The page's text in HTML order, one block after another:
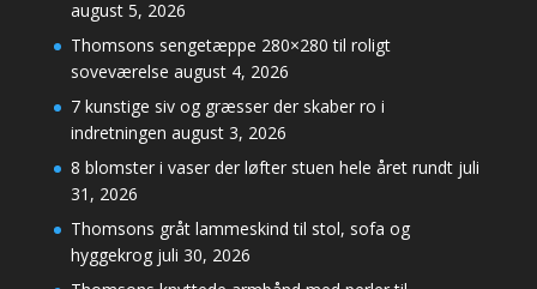
august 5, 2026
Thomsons sengetæppe 280×280 til roligt
soveværelse august 4, 2026
7 kunstige siv og græsser der skaber ro i
indretningen august 3, 2026
8 blomster i vaser der løfter stuen hele året rundt juli
31, 2026
Thomsons gråt lammeskind til stol, sofa og
hyggekrog juli 30, 2026